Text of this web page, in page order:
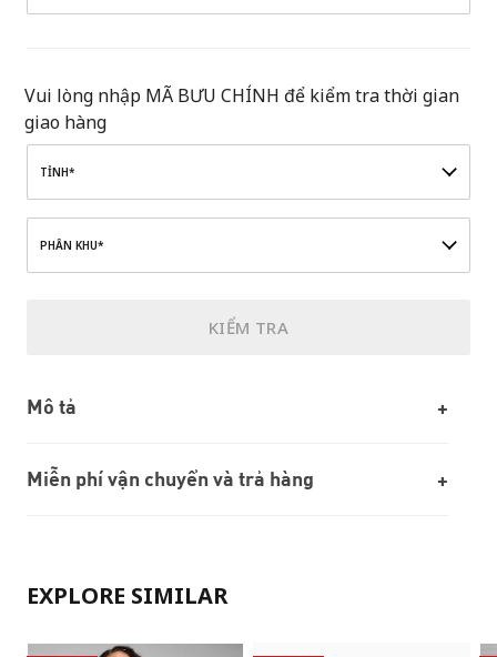
Vui lòng nhập MÃ BƯU CHÍNH để kiểm tra thời gian
giao hàng
TỈNH*
PHÂN KHU*
KIỂM TRA
Mô tả
Miễn phí vận chuyển và trả hàng
EXPLORE SIMILAR